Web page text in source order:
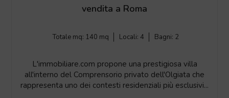
vendita a Roma
Totale mq: 140 mq Locali: 4 Bagni: 2
L'immobiliare.com propone una prestigiosa villa
all'interno del Comprensorio privato dell'Olgiata che
rappresenta uno dei contesti residenziali più esclusivi...